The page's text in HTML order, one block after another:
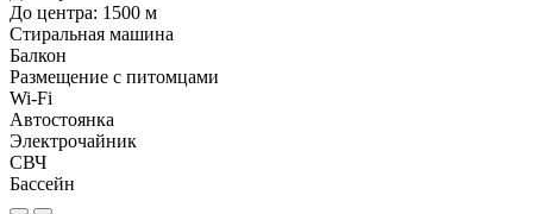
До центра: 1500 м
Стиральная машина
Балкон
Размещение с питомцами
Wi-Fi
Автостоянка
Электрочайник
СВЧ
Бассейн